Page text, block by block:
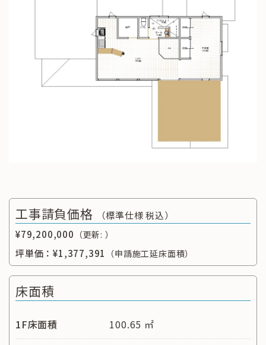
工事請負価格
（標準仕様 税込）
¥79,200,000 （更新: ）
坪単価：¥1,377,391 （申請施工延床面積）
床面積
1F床面積
100.65 ㎡